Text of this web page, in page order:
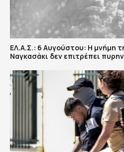
ΕΛ.Α.Σ.: 6 Αυγούστου: Η μνήμη
Ναγκασάκι δεν επιτρέπει